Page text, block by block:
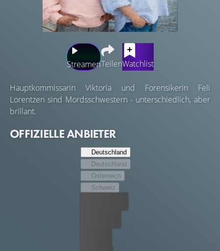
StreamenTeilenWatchlist
Hauptkommissarin Viktoria und Forensikerin Feli
Lorentzen sind Mordsschwestern - unterschiedlich, aber
brillant.
OFFIZIELLE ANBIETER
Deutschland
Deutschland
Österreich
Schweiz